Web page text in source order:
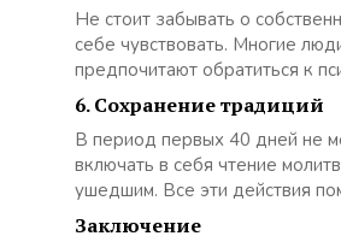
Не стоит забывать о
себе чувствовать. Многие
предпочитают обратиться к
6. Сохранение традиций
В период первых 40 дней не
включать в себя чтение
ушедшим. Все эти действия
Заключение